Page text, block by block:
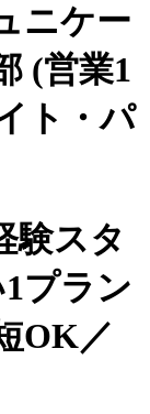
ニケー
(営業1
ト・パ
験スタ
プラン
OK／